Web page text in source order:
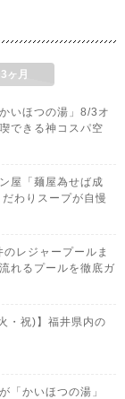
3ヶ月
いほつの湯」8/3オ
できる神コスパ空
屋「麺屋為せば成
わりスープが自慢
レジャープールま
れるプールを徹底ガ
・祝)】福井県内の
「かいほつの湯」